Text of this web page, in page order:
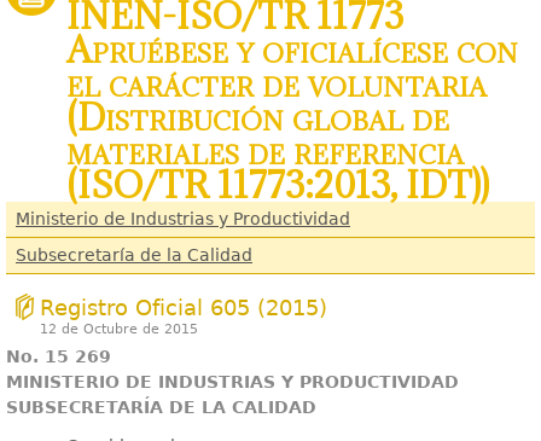
INEN-ISO/TR 11773
Apruébese y oficialícese con
el carácter de voluntaria
(Distribución global de
materiales de referencia
(ISO/TR 11773:2013, IDT))
Ministerio de Industrias y Productividad
Subsecretaría de la Calidad
Registro Oficial 605 (2015)
12 de Octubre de 2015
No. 15 269
MINISTERIO DE INDUSTRIAS Y PRODUCTIVIDAD
SUBSECRETARÍA DE LA CALIDAD